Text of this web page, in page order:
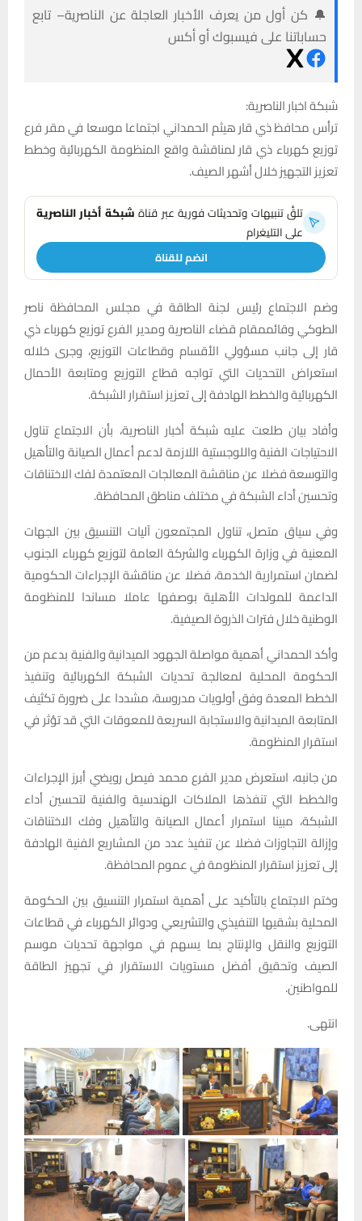
🔔 كن أول من يعرف الأخبار العاجلة عن الناصرية– تابع
حساباتنا على فيسبوك أو أكس
شبكة اخبار الناصرية:
ترأس محافظ ذي قار هيثم الحمداني اجتماعا موسعا في مقر فرع
توزيع كهرباء ذي قار لمناقشة واقع المنظومة الكهربائية وخطط
تعزيز التجهيز خلال أشهر الصيف.
تلقَّ تنبيهات وتحديثات فورية عبر قناةشبكة أخبار الناصرية
على التليغرام
انضم للقناة
وضم الاجتماع رئيس لجنة الطاقة في مجلس المحافظة ناصر
الطوكي وقائممقام قضاء الناصرية ومدير الفرع توزيع كهرباء ذي
قار إلى جانب مسؤولي الأقسام وقطاعات التوزيع، وجرى خلاله
استعراض التحديات التي تواجه قطاع التوزيع ومتابعة الأحمال
الكهربائية والخطط الهادفة إلى تعزيز استقرار الشبكة.
وأفاد بيان طلعت عليه شبكة أخبار الناصرية، بأن الاجتماع تناول
الاحتياجات الفنية واللوجستية اللازمة لدعم أعمال الصيانة والتأهيل
والتوسعة فضلا عن مناقشة المعالجات المعتمدة لفك الاختناقات
وتحسين أداء الشبكة في مختلف مناطق المحافظة.
وفي سياق متصل، تناول المجتمعون آليات التنسيق بين الجهات
المعنية في وزارة الكهرباء والشركة العامة لتوزيع كهرباء الجنوب
لضمان استمرارية الخدمة، فضلا عن مناقشة الإجراءات الحكومية
الداعمة للمولدات الأهلية بوصفها عاملا مساندا للمنظومة
الوطنية خلال فترات الذروة الصيفية.
وأكد الحمداني أهمية مواصلة الجهود الميدانية والفنية بدعم من
الحكومة المحلية لمعالجة تحديات الشبكة الكهربائية وتنفيذ
الخطط المعدة وفق أولويات مدروسة، مشددا على ضرورة تكثيف
المتابعة الميدانية والاستجابة السريعة للمعوقات التي قد تؤثر في
استقرار المنظومة.
من جانبه، استعرض مدير الفرع محمد فيصل رويضي أبرز الإجراءات
والخطط التي تنفذها الملاكات الهندسية والفنية لتحسين أداء
الشبكة، مبينا استمرار أعمال الصيانة والتأهيل وفك الاختناقات
وإزالة التجاوزات فضلا عن تنفيذ عدد من المشاريع الفنية الهادفة
إلى تعزيز استقرار المنظومة في عموم المحافظة.
وختم الاجتماع بالتأكيد على أهمية استمرار التنسيق بين الحكومة
المحلية بشقيها التنفيذي والتشريعي ودوائر الكهرباء في قطاعات
التوزيع والنقل والإنتاج بما يسهم في مواجهة تحديات موسم
الصيف وتحقيق أفضل مستويات الاستقرار في تجهيز الطاقة
للمواطنين.
انتهى.